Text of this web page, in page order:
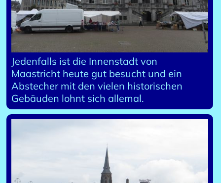
Jedenfalls ist die Innenstadt von
Maastricht heute gut besucht und ein
Abstecher mit den vielen historischen
Gebäuden lohnt sich allemal.